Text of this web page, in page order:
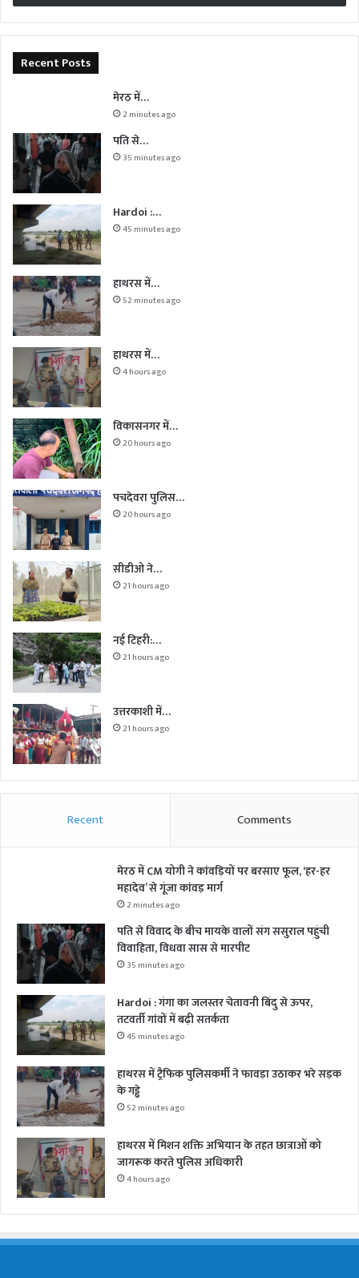
Recent Posts
मेरठ में…
2 minutes ago
पति से…
35 minutes ago
Hardoi :…
45 minutes ago
हाथरस में…
52 minutes ago
हाथरस में…
4 hours ago
विकासनगर में…
20 hours ago
पचदेवरा पुलिस…
20 hours ago
सीडीओ ने…
21 hours ago
नई टिहरी:…
21 hours ago
उत्तरकाशी में…
21 hours ago
Recent Comments
मेरठ में CM योगी ने कांवड़ियों पर बरसाए फूल, ‘हर-हर
महादेव’ से गूंजा कांवड़ मार्ग
2 minutes ago
पति से विवाद के बीच मायके वालों संग ससुराल पहुंची
विवाहिता, विधवा सास से मारपीट
35 minutes ago
Hardoi : गंगा का जलस्तर चेतावनी बिंदु से ऊपर,
तटवर्ती गांवों में बढ़ी सतर्कता
45 minutes ago
हाथरस में ट्रैफिक पुलिसकर्मी ने फावड़ा उठाकर भरे सड़क
के गड्ढे
52 minutes ago
हाथरस में मिशन शक्ति अभियान के तहत छात्राओं को
जागरूक करते पुलिस अधिकारी
4 hours ago